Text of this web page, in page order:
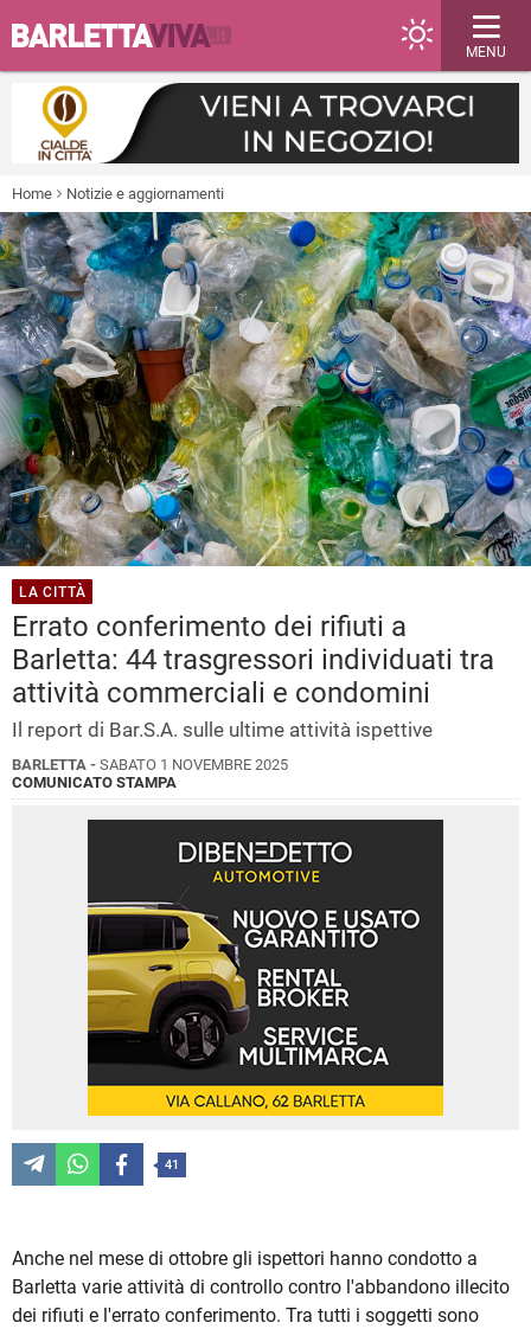
MENU
Home Notizie e aggiornamenti
LA CITTÀ
Errato conferimento dei rifiuti a
Barletta: 44 trasgressori individuati tra
attività commerciali e condomini
Il report di Bar.S.A. sulle ultime attività ispettive
BARLETTA - SABATO 1 NOVEMBRE 2025
COMUNICATO STAMPA
41
Anche nel mese di ottobre gli ispettori hanno condotto a
Barletta varie attività di controllo contro l'abbandono illecito
dei rifiuti e l'errato conferimento. Tra tutti i soggetti sono